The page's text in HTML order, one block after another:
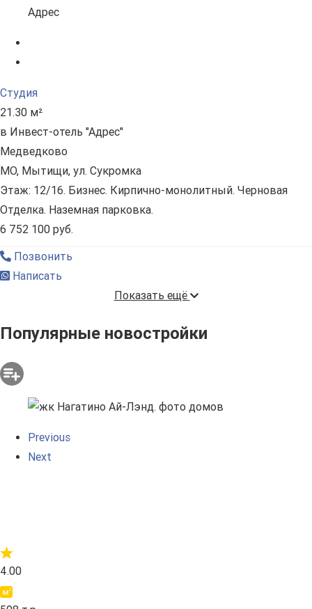
Студия
21.30 м²
в Инвест-отель "Адрес"
Медведково
МО, Мытищи, ул. Сукромка
Этаж: 12/16. Бизнес. Кирпично-монолитный. Черновая
Отделка. Наземная парковка.
6 752 100 руб.
Позвонить
Написать
Показать ещё
Популярные новостройки
Previous
Next
4.00